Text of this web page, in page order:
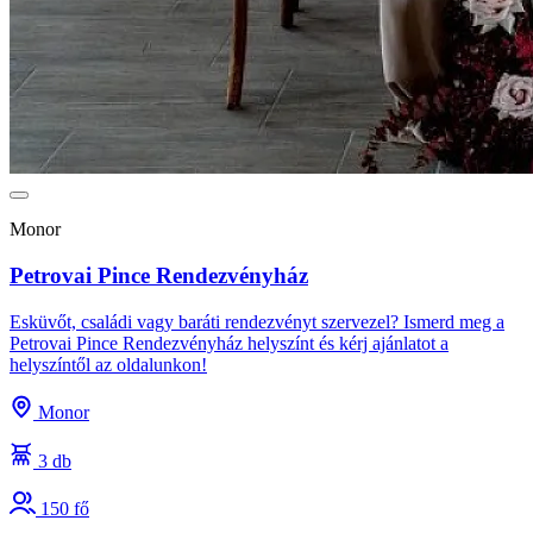
Monor
Petrovai Pince Rendezvényház
Esküvőt, családi vagy baráti rendezvényt szervezel? Ismerd meg a
Petrovai Pince Rendezvényház helyszínt és kérj ajánlatot a
helyszíntől az oldalunkon!
Monor
3 db
150 fő